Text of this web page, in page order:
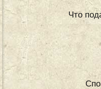
Что